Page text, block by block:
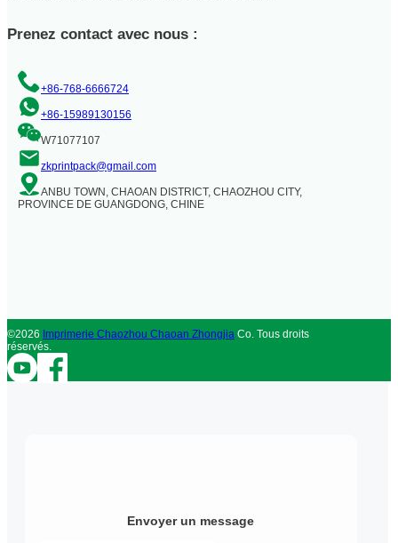
Prenez contact avec nous :
+86-768-6666724
+86-15989130156
W71077107
zkprintpack@gmail.com
ANBU TOWN, CHAOAN DISTRICT, CHAOZHOU CITY,
PROVINCE DE GUANGDONG, CHINE
©2026 Imprimerie Chaozhou Chaoan Zhongjia Co. Tous droits
réservés.
Envoyer un message